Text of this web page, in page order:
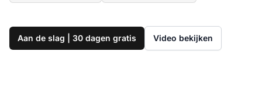
Aan de slag | 30 dagen gratis Video bekijken